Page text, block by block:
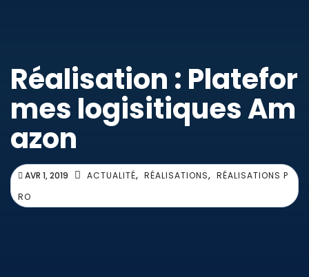
Réalisation : Platefor
mes logisitiques Am
azon
AVR 1, 2019 ACTUALITÉ, RÉALISATIONS, RÉALISATIONS P
RO